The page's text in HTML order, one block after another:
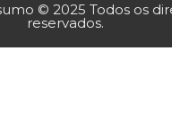
© 2025 Todos os
reservados.